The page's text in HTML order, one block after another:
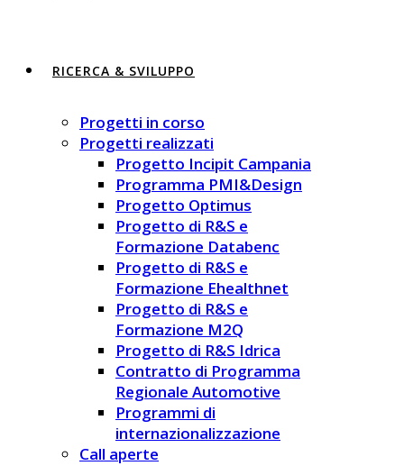
RICERCA & SVILUPPO
Progetti in corso
Progetti realizzati
Progetto Incipit Campania
Programma PMI&Design
Progetto Optimus
Progetto di R&S e
Formazione Databenc
Progetto di R&S e
Formazione Ehealthnet
Progetto di R&S e
Formazione M2Q
Progetto di R&S Idrica
Contratto di Programma
Regionale Automotive
Programmi di
internazionalizzazione
Call aperte